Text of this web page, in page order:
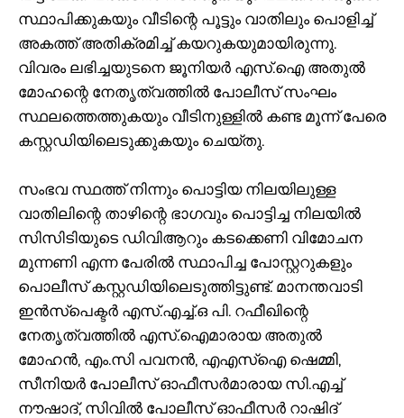
സ്ഥാപിക്കുകയും വീടിന്റെ പൂട്ടും വാതിലും പൊളിച്ച്
അകത്ത് അതിക്രമിച്ച് കയറുകയുമായിരുന്നു.
വിവരം ലഭിച്ചയുടനെ ജൂനിയര്‍ എസ്.ഐ അതുല്‍
മോഹന്റെ നേതൃത്വത്തില്‍ പോലീസ് സംഘം
സ്ഥലത്തെത്തുകയും വീടിനുള്ളില്‍ കണ്ട മൂന്ന് പേരെ
കസ്റ്റഡിയിലെടുക്കുകയും ചെയ്തു.
സംഭവ സ്ഥത്ത് നിന്നും പൊട്ടിയ നിലയിലുള്ള
വാതിലിന്റെ താഴിന്റെ ഭാഗവും പൊട്ടിച്ച നിലയില്‍
സിസിടിയുടെ ഡിവിആറും കടക്കെണി വിമോചന
മുന്നണി എന്ന പേരില്‍ സ്ഥാപിച്ച പോസ്റ്ററുകളും
പൊലീസ് കസ്റ്റഡിയിലെടുത്തിട്ടുണ്ട്. മാനന്തവാടി
ഇന്‍സ്പെക്ടര്‍ എസ്.എച്ച്.ഒ പി. റഫീഖിന്റെ
നേതൃത്വത്തില്‍ എസ്.ഐമാരായ അതുല്‍
മോഹന്‍, എം.സി പവനന്‍, എഎസ്‌ഐ ഷെമ്മി,
സീനിയര്‍ പോലീസ് ഓഫീസര്‍മാരായ സി.എച്ച്
നൗഷാദ്, സിവില്‍ പോലീസ് ഓഫീസര്‍ റാഷിദ്